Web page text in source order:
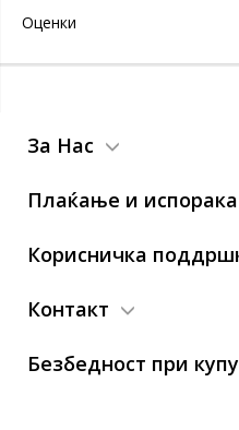
Оценки
За Нас
Плаќање и испорака
Корисничка
Контакт
Безбедност при